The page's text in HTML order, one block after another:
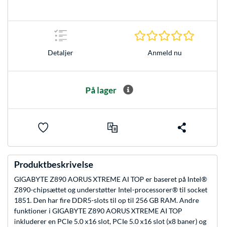
Detaljer Anmeld nu
På lager
Produktbeskrivelse
GIGABYTE Z890 AORUS XTREME AI TOP er baseret på Intel®
Z890-chipsættet og understøtter Intel-processorer® til socket
1851. Den har fire DDR5-slots til op til 256 GB RAM. Andre
funktioner i GIGABYTE Z890 AORUS XTREME AI TOP
inkluderer en PCIe 5.0 x16 slot, PCIe 5.0 x16 slot (x8 baner) og